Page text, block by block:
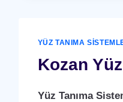
YÜZ TANIMA
Kozan
Yüz Tanıma